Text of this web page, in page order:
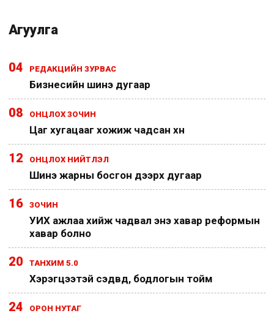
Агуулга
04 РЕДАКЦИЙН ЗУРВАС
Бизнесийн шинэ дугаар
08 ОНЦЛОХ ЗОЧИН
Цаг хугацааг хожиж чадсан хүн
12 ОНЦЛОХ НИЙТЛЭЛ
Шинэ жарны босгон дээрх дугаар
16 ЗОЧИН
УИХ ажлаа хийж чадвал энэ хавар реформын
хавар болно
20 ТАНХИМ 5.0
Хэрэгцээтэй сэдвүүд, бодлогын тойм
24 ОРОН НУТАГ